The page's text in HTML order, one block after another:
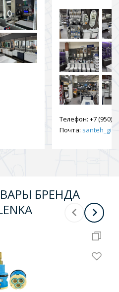
Телефон: +7 (950)
Почта:
БРЕНДА